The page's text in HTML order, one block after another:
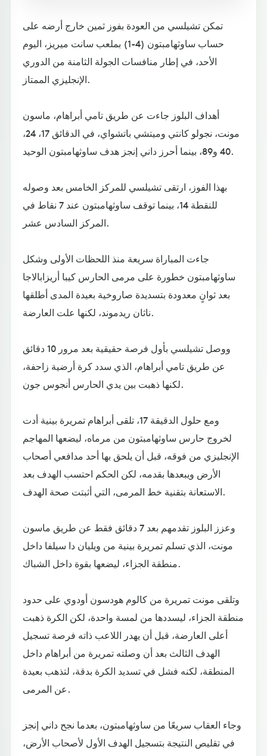
تمكن تشيلسي من العودة بفوز ثمين خارج أرضه على
حساب ساوثهامبتون (4-1) بملعب سانت ميريز، اليوم
الأحد، في إطار منافسات الجولة الثامنة من الدوري
الإنجليزي الممتاز.
أهداف البلوز جاءت عن طريق تامي أبراهام، ماسون
مونت، نجولو كانتي وميتشي باتشواي، في الدقائق 17، 24،
40 و89، بينما أحرز داني إنجز هدف ساوثهامبتون الوحيد.
بهذا الفوز، ارتقى تشيلسي للمركز الخامس بعد وصوله
للنقطة 14، بينما توقف ساوثهامبتون عند 7 نقاط في
المركز السادس عشر.
جاءت المباراة سريعة منذ اللحظات الأولى وشكل
ساوثهامبتون خطورة على مرمى الحارس كيبا أريزابالاجا
بعد ثوانٍ معدودة بتسديدة صاروخية بعيدة المدى أطلقها
ناثان ريدموند، لكنها علت العارضة.
ووصل تشيلسي بأول فرصة حقيقية بعد مرور 10 دقائق
عن طريق تامي أبراهام، الذي سدد كرة أرضية زاحفة،
لكنها ذهبت بين يدي الحارس أنجوس جون.
ومع حلول الدقيقة 17، تلقى أبراهام تمريرة بينية أدت
لخروج حارس ساوثهامبتون من مرماه، ليضعها المهاجم
الإنجليزي من فوقه، قبل أن يلحق بها أحد مدافعي أصحاب
الأرض ويبعدها بقدمه، لكن الحكم احتسب الهدف بعد
الاستعانة بتقنية خط المرمى، التي أثبتت صحة الهدف.
وعزز البلوز تقدمهم بعد 7 دقائق فقط عن طريق ماسون
مونت، الذي تسلم تمريرة بينية من ويليان دا سيلفا داخل
منطقة الجزاء، ليضعها بقوة داخل الشباك.
وتلقى مونت تمريرة من كالوم هودسون أودوي على حدود
منطقة الجزاء، ليسددها من لمسة واحدة، لكن الكرة ذهبت
أعلى العارضة، قبل أن يهدر اللاعب ذاته فرصة تسجيل
الهدف الثالث بعد أن وصلته تمريرة من أبراهام داخل
المنطقة، لكنه فشل في تسديد الكرة بدقة، لتذهب بعيدة
عن المرمى.
وجاء العقاب سريعًا من ساوثهامبتون، بعدما نجح داني إنجز
في تقليص النتيجة بتسجيل الهدف الأول لأصحاب الأرض،